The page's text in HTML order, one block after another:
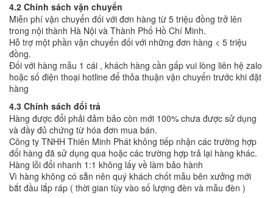
4.2 Chính sách vận chuyển
Miễn phí vận chuyển đối với đơn hàng từ 5 triệu đồng trở lên
trong nội thành Hà Nội và Thành Phố Hồ Chí Minh.
Hỗ trợ một phần vận chuyển đối với những đơn hàng < 5 triệu
đồng.
Đối với hàng mẫu 1 cái , khách hàng cần gấp vui lòng liên hệ zalo
hoặc số điện thoại hotline để thỏa thuận vận chuyển trước khi đặt
hàng
4.3 Chính sách đổi trả
Hàng được đổi phải đảm bảo còn mới 100% chưa được sử dụng
và đầy đủ chứng từ hóa đơn mua bán.
Công ty TNHH Thiên Minh Phát không tiếp nhận các trường hợp
đổi hàng đã sử dụng qua hoặc các trường hợp trả lại hàng khác.
Hàng lỗi đổi nhanh 1:1 không lấy về làm bảo hành
Vì hàng không có sẵn nên quý khách chốt mẫu bên xưởng mới
bắt đầu lắp ráp ( thời gian tùy vào số lượng đèn và mẫu đèn )